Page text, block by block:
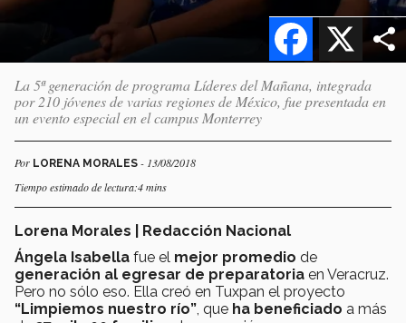
X
Facebook
La 5ª generación de programa Líderes del Mañana, integrada
por 210 jóvenes de varias regiones de México, fue presentada en
un evento especial en el campus Monterrey
Por LORENA MORALES - 13/08/2018
Tiempo estimado de lectura:4 mins
Lorena Morales | Redacción Nacional
Ángela Isabella fue el mejor promedio de
generación al egresar de preparatoria en Veracruz.
Pero no sólo eso. Ella creó en Tuxpan el proyecto
“Limpiemos nuestro río” , que ha beneficiado a más